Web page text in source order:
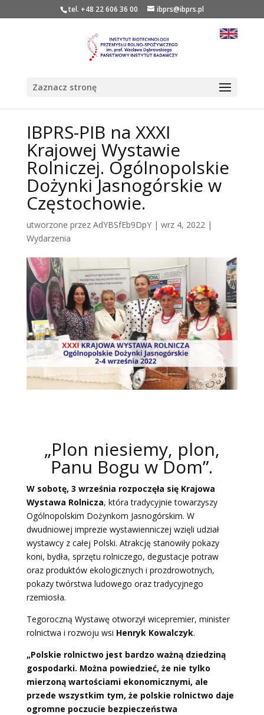
tel. +48 22 606 36 00 ibprs@ibprs.pl
Zaznacz stronę
IBPRS-PIB na XXXI
Krajowej Wystawie
Rolniczej. Ogólnopolskie
Dożynki Jasnogórskie w
Częstochowie.
utworzone przez AdYBSfEb9DpY| wrz 4, 2022|
Wydarzenia
„Plon niesiemy, plon,
Panu Bogu w Dom”.
W sobotę, 3 września rozpoczęła się Krajowa
Wystawa Rolnicza, która tradycyjnie towarzyszy
Ogólnopolskim Dożynkom Jasnogórskim. W
dwudniowej imprezie wystawienniczej wzięli udział
wystawcy z całej Polski. Atrakcję stanowiły pokazy
koni, bydła, sprzętu rolniczego, degustacje potraw
oraz produktów ekologicznych i prozdrowotnych,
pokazy twórstwa ludowego oraz tradycyjnego
rzemiosła.
Tegoroczną Wystawę otworzył wicepremier, minister
rolnictwa i rozwoju wsi Henryk Kowalczyk.
„Polskie rolnictwo jest bardzo ważną dziedziną
gospodarki. Można powiedzieć, że nie tylko
mierzoną wartościami ekonomicznymi, ale
przede wszystkim tym, że polskie rolnictwo daje
ogromne poczucie bezpieczeństwa